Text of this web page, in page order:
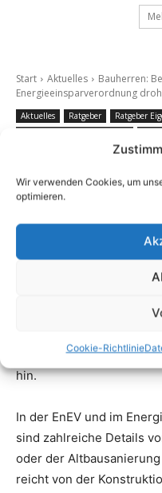
Wir verwenden Cookies, um
optimieren.
Cookie-Richtlinie